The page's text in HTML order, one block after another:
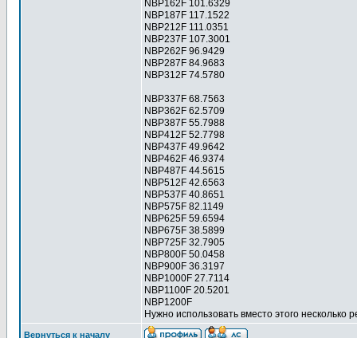
NBP162F 101.6329
NBP187F 117.1522
NBP212F 111.0351
NBP237F 107.3001
NBP262F 96.9429
NBP287F 84.9683
NBP312F 74.5780
NBP337F 68.7563
NBP362F 62.5709
NBP387F 55.7988
NBP412F 52.7798
NBP437F 49.9642
NBP462F 46.9374
NBP487F 44.5615
NBP512F 42.6563
NBP537F 40.8651
NBP575F 82.1149
NBP625F 59.6594
NBP675F 38.5899
NBP725F 32.7905
NBP800F 50.0458
NBP900F 36.3197
NBP1000F 27.7114
NBP1100F 20.5201
NBP1200F
Нужно использовать вместо этого несколько
Вернуться к началу